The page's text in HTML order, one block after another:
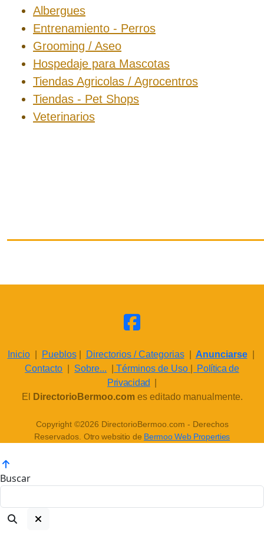
Albergues
Entrenamiento - Perros
Grooming / Aseo
Hospedaje para Mascotas
Tiendas Agricolas / Agrocentros
Tiendas - Pet Shops
Veterinarios
Inicio| Pueblos| Directorios / Categorias| Anunciarse|
Contacto
Sobre... Términos de Uso
Política de
Privacidad
El
DirectorioBermoo.comes editado manualmente.
Copyright ©2026 DirectorioBermoo.com - Derechos
Reservados. Otro websitio de Bermoo Web Properties
Buscar